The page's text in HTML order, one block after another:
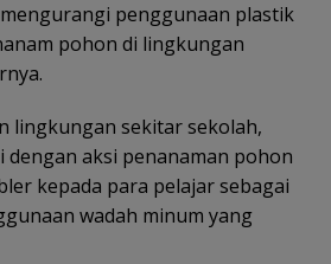
penggunaan plastik
pohon di lingkungan
lingkungan sekitar sekolah,
dengan aksi penanaman pohon
kepada para pelajar sebagai
wadah minum yang